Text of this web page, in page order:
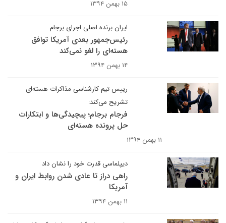
۱۵ بهمن ۱۳۹۴
ایران برنده اصلی اجرای برجام
رئیس‌جمهور بعدی آمریکا توافق
هسته‌ای را لغو نمی‌کند
۱۴ بهمن ۱۳۹۴
رییس تیم کارشناسی مذاکرات هسته‌ای
تشریح می‌کند:
فرجام برجام؛ پیچیدگی‌ها و ابتکارات
حل پرونده هسته‌ای
۱۱ بهمن ۱۳۹۴
دیپلماسی قدرت خود را نشان داد
راهی دراز تا عادی‌ شدن روابط ایران و
آمریکا
۱۱ بهمن ۱۳۹۴